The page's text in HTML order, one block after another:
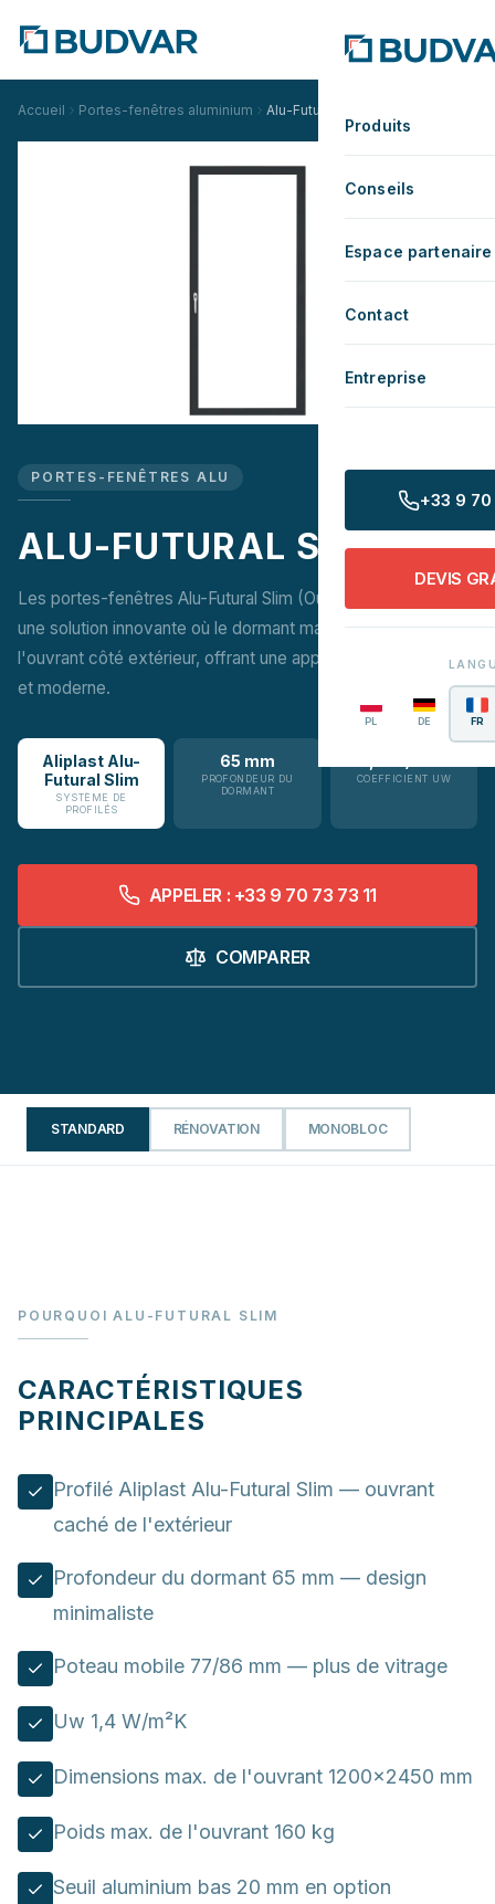
Produits
Conseils
Espace partenaire
Contact
Entreprise
+33 9 70
DEVIS
PL DE FR
Accueil Portes-fenêtres aluminium Alu-Futural Slim Standard
PORTES-FENÊTRES ALU
ALU-FUTURAL SLIM
Les portes-fenêtres Alu-Futural Slim (Ouvrant Caché) sont
une solution innovante où le dormant masque entièrement
l'ouvrant côté extérieur, offrant une apparence minimaliste
et moderne.
Aliplast Alu-
Futural Slim
SYSTÈME DE
PROFILÉS
65 mm
PROFONDEUR DU
DORMANT
COEFFICIENT UW
APPELER : +33 9 70 73 73 11
COMPARER
STANDARD RÉNOVATION MONOBLOC
POURQUOI ALU-FUTURAL SLIM
CARACTÉRISTIQUES
PRINCIPALES
Profilé Aliplast Alu-Futural Slim — ouvrant
caché de l'extérieur
Profondeur du dormant 65 mm — design
minimaliste
Poteau mobile 77/86 mm — plus de vitrage
Uw 1,4 W/m²K
Dimensions max. de l'ouvrant 1200×2450 mm
Poids max. de l'ouvrant 160 kg
Seuil aluminium bas 20 mm en option